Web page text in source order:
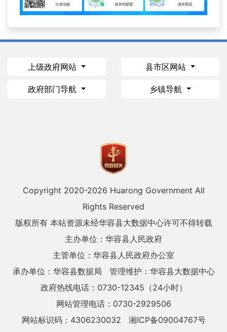
上级政府网站 县市区网站
政府部门导航 乡镇导航
Copyright 2020-2026 Huarong Government All
Rights Reserved
版权所有 本站资源未经华容县大数据中心许可不得转载
主办单位：华容县人民政府
主管单位：华容县人民政府办公室
承办单位：华容县数据局
管理维护：华容县大数据中心
政府热线电话：0730-12345（24小时）
网站管理电话：0730-2929506
网站标识码：4306230032
湘ICP备09004767号